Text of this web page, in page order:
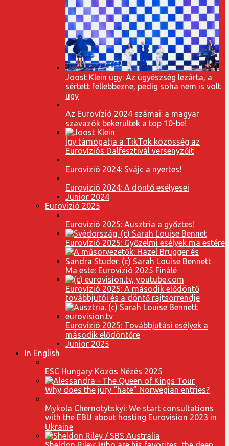
Joost Klein ügy: Az ügyészség lezárta, a
sértett fellebbezne, pedig soha nem is volt
ügy
Az Eurovízió 2024 számai: a magyar
szavazók bekerültek a top 10-be!
Így támogatja a TikTok közösség az
Eurovíziós Dalfesztivál versenyzőit
Eurovízió 2024: Svájc a nyertes!
Eurovízió 2024: A döntő esélyesei
Junior 2024
Eurovízió 2025
Eurovízió 2025: Ausztria a győztes!
Eurovízió 2025: Győzelmi esélyek ma estére
Ma este: Eurovízió 2025 Finálé
Eurovízió 2025: A második elődöntő
továbbjutói és a döntő rajtsorrendje
Eurovízió 2025: Továbbjutási esélyek a
második elődöntőre
Junior 2025
In English
ESC Hungary Közös Nézés 2025
Why does the jury “hate” Norwegian entries?
Mykola Chernotytskyi: We start consultations
with the EBU about hosting Eurovision 2023 in
Ukraine